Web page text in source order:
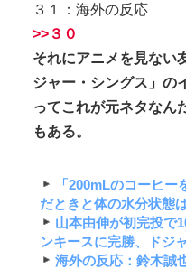
３１：海外の反応
>>３０
それにアニメを見ない
ジャー・シングス」の
ってこれが元ネタなん
もある。
「200mLのコーヒ
だときと体の水分状態
山本由伸が初完投で
ンキースに完勝、ドジ
海外の反応：鈴木誠